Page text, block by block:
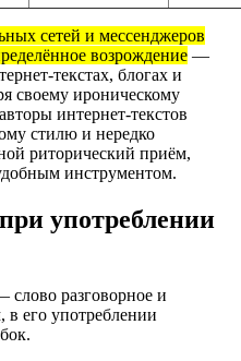
сетей и мессенджеров
возрождение —
текстах, блогах и
своему ироническому
интернет-текстов
стилю и нередко
риторический приём,
инструментом.
употреблении
слово разговорное и
его употреблении